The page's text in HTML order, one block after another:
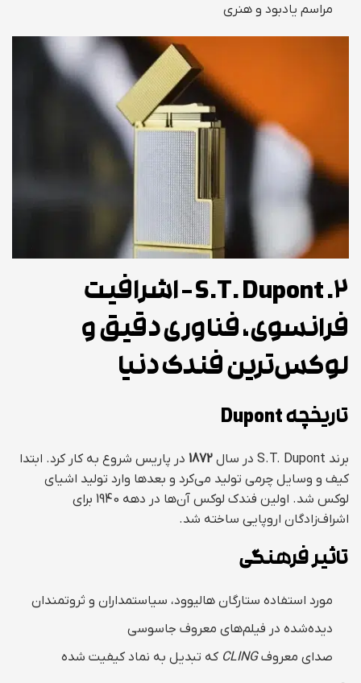
مراسم یادبود و هنری
2. S.T. Dupont – اشرافیت
فرانسوی، فناوری دقیق و
لوکس‌ترین فندک دنیا
تاریخچه Dupont
برند S.T. Dupont در سال 1872 در پاریس شروع به کار کرد. ابتدا
کیف و وسایل چرمی تولید می‌کرد و بعدها وارد تولید اشیای
لوکس شد. اولین فندک لوکس آن‌ها در دهه 1940 برای
اشراف‌زادگان اروپایی ساخته شد.
تاثیر فرهنگی
مورد استفاده ستارگان هالیوود، سیاستمداران و ثروتمندان
دیده‌شده در فیلم‌های معروف جاسوسی
صدای معروفCLING که تبدیل به نماد کیفیت شده